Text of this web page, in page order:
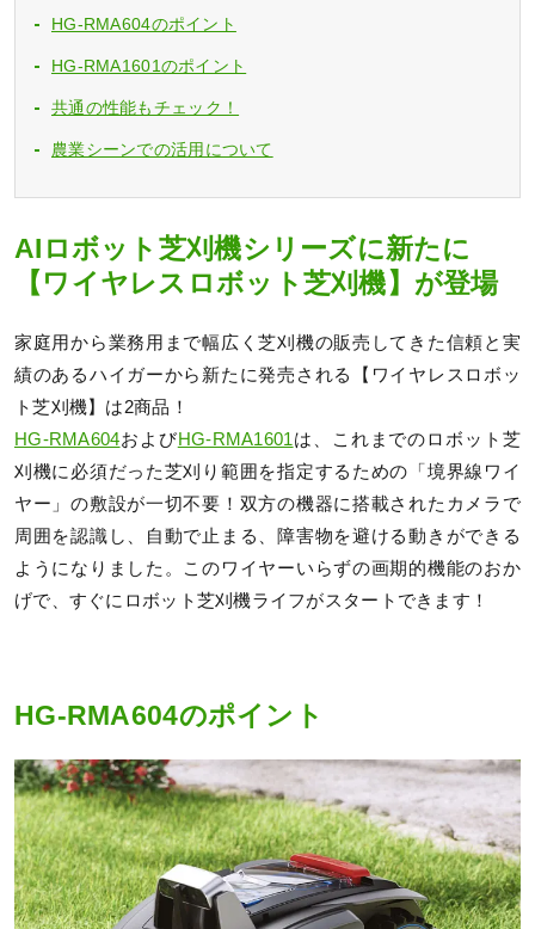
HG-RMA604のポイント
HG-RMA1601のポイント
共通の性能もチェック！
農業シーンでの活用について
AIロボット芝刈機シリーズに新たに
【ワイヤレスロボット芝刈機】が登場
家庭用から業務用まで幅広く芝刈機の販売してきた信頼と実
績のあるハイガーから新たに発売される【ワイヤレスロボッ
ト芝刈機】は2商品！
HG-RMA604およびHG-RMA1601は、これまでのロボット芝
刈機に必須だった芝刈り範囲を指定するための「境界線ワイ
ヤー」の敷設が一切不要！双方の機器に搭載されたカメラで
周囲を認識し、自動で止まる、障害物を避ける動きができる
ようになりました。このワイヤーいらずの画期的機能のおか
げで、すぐにロボット芝刈機ライフがスタートできます！
HG-RMA604のポイント